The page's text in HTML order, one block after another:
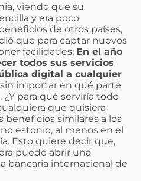
viendo que su
y era poco
de otros países,
que para captar nuevos
facilidades: En el año
todos sus servicios
digital a cualquier
importar en qué parte
para qué serviría todo
que quisiera
beneficios similares a los
estonio, al menos en el
Esto quiere decir que,
puede abrir una
bancaria internacional de